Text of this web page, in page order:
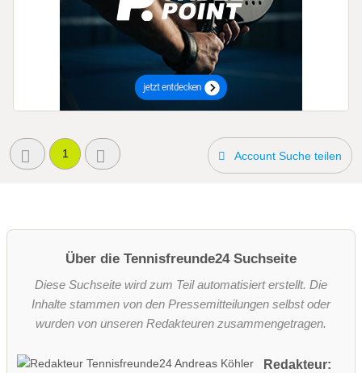
1 Account Suche teilen
Über die Tennisfreunde24 Suchseite
Diese Suchseite wird zum Teil automatisiert erstellt. Die
Inhalte stammen von den Pressemitteilungen selbst oder
wurden von unseren Redakteuren zusammengetragen.
Redakteur: